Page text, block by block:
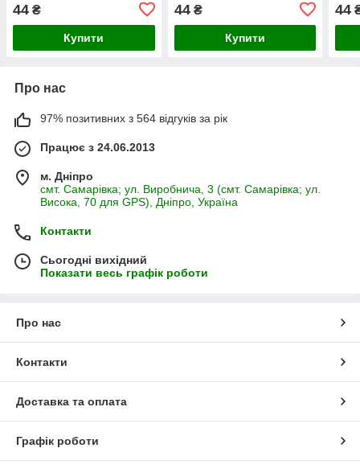
44 ₴
Купити
44₴
Купити
44
Про нас
97% позитивних з 564 відгуків за рік
Працює з 24.06.2013
м. Дніпро
смт. Самарівка; ул. Виробнича, 3 (смт. Самарівка; ул.
Висока, 70 для GPS), Дніпро, Україна
Контакти
Сьогодні вихідний
Показати весь графік роботи
Про нас
Контакти
Доставка та оплата
Графік роботи